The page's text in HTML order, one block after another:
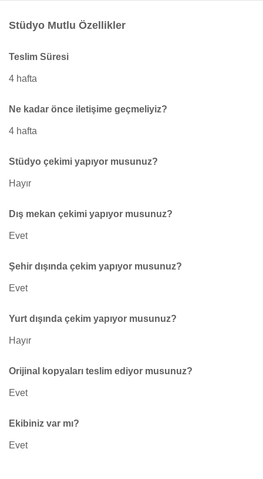
Stüdyo Mutlu Özellikler
Teslim Süresi
4 hafta
Ne kadar önce iletişime geçmeliyiz?
4 hafta
Stüdyo çekimi yapıyor musunuz?
Hayır
Dış mekan çekimi yapıyor musunuz?
Evet
Şehir dışında çekim yapıyor musunuz?
Evet
Yurt dışında çekim yapıyor musunuz?
Hayır
Orijinal kopyaları teslim ediyor musunuz?
Evet
Ekibiniz var mı?
Evet